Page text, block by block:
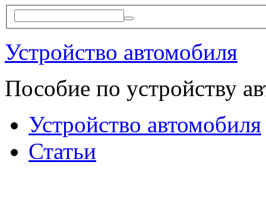
Устройство автомобиля
Пособие по устройству
Устройство автомобиля
Статьи